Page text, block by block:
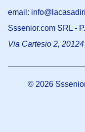
email:
Sssenior.com SRL -
Via Cartesio 2,
© 2026